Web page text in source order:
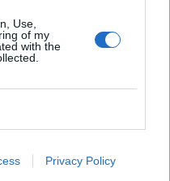
Use,
of my
with the
Privacy Policy
David Moura (Hélder
76), Rúben Neves
(Maurício 76) e Alex